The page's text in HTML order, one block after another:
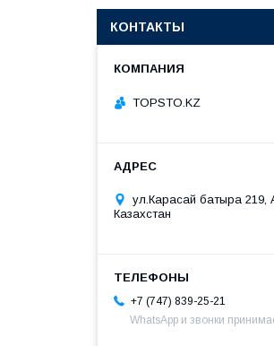
КОНТАКТЫ
TOPSTO.KZ
ул.Карасай батыра 219,
Казахстан
+7 (747) 839-25-21
WhatsApp и звонки